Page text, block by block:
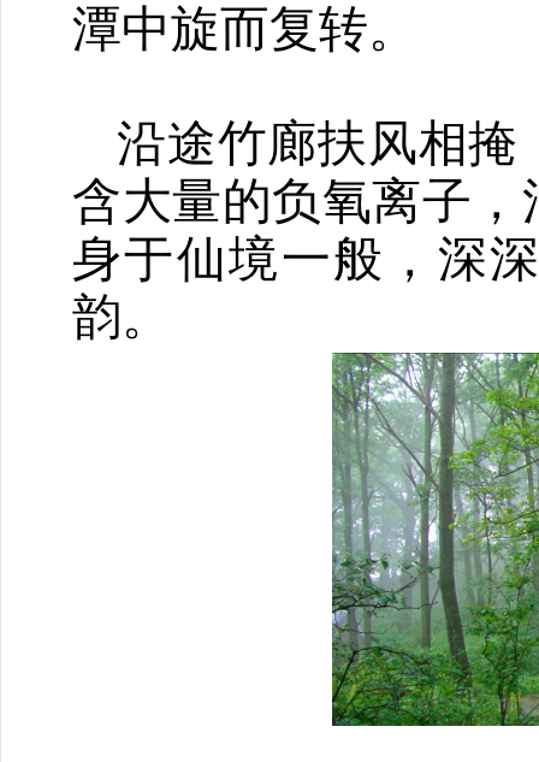
潭中旋而复转。
沿途竹廊扶风相掩
含大量的负氧离子
身于仙境一般，深
韵。